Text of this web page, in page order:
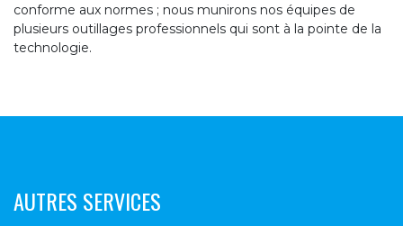
conforme aux normes ; nous munirons nos équipes de
plusieurs outillages professionnels qui sont à la pointe de la
technologie.
AUTRES SERVICES